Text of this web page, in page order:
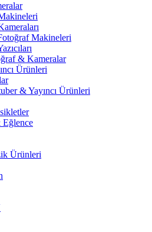
Makineleri
& Kameralar
Ürünleri
& Yayıncı Ürünleri
Ürünleri